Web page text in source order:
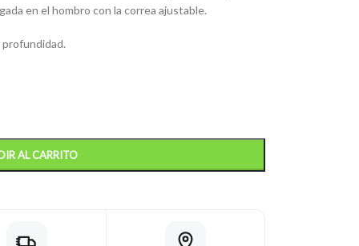
en el hombro con la correa ajustable.
profundidad.
AL CARRITO